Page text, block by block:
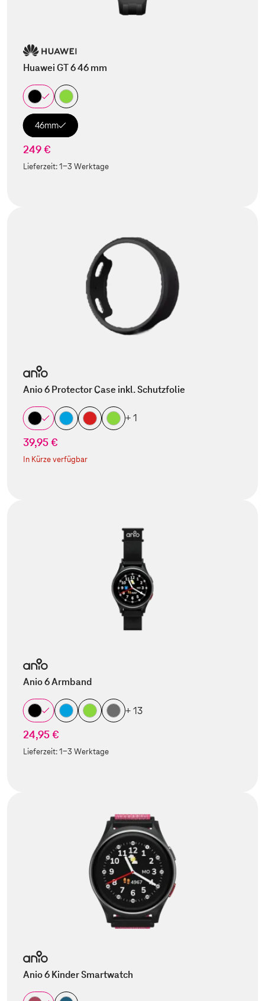
Huawei GT 6 46 mm
46mm
249 €
Lieferzeit:1-3 Werktage
Anio 6 Protector Case inkl. Schutzfolie
+ 1
39,95 €
In Kürze verfügbar
Anio 6 Armband
+ 13
24,95 €
Lieferzeit:1-3 Werktage
Anio 6 Kinder Smartwatch